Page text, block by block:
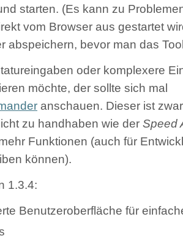
starten. (Es kann zu
vom Browser aus gestartet
abspeichern, bevor man das
oder komplexere
möchte, der sollte sich mal
anschauen. Dieser ist
zu handhaben wie der Speed
Funktionen (auch für
können).
1.3.4:
Benutzeroberfläche für